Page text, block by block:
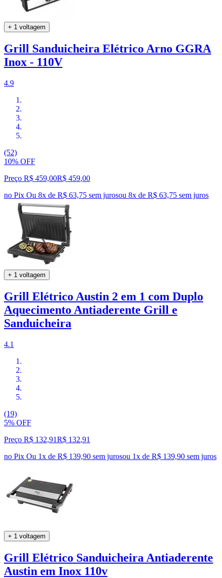
+ 1 voltagem
Grill Sanduicheira Elétrico Arno GGRA
Inox - 110V
4.9
(52)
10% OFF
Preço R$ 459,00R$ 459,00
no Pix Ou 8x de R$ 63,75 sem jurosou 8x de R$ 63,75 sem juros
+ 1 voltagem
Grill Elétrico Austin 2 em 1 com Duplo
Aquecimento Antiaderente Grill e
Sanduicheira
4.1
(19)
5% OFF
Preço R$ 132,91R$ 132,91
no Pix Ou 1x de R$ 139,90 sem jurosou 1x de R$ 139,90 sem juros
+ 1 voltagem
Grill Elétrico Sanduicheira Antiaderente
Austin em Inox 110v